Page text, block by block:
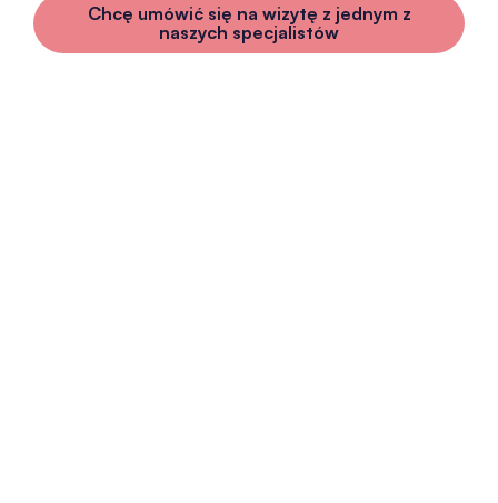
Chcę umówić się na wizytę z jednym z
naszych specjalistów